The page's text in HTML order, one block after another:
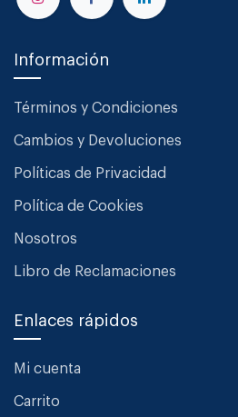
Información
Términos y Condiciones
Cambios y Devoluciones
Políticas de Privacidad
Política de Cookies
Nosotros
Libro de Reclamaciones
Enlaces rápidos
Mi cuenta
Carrito